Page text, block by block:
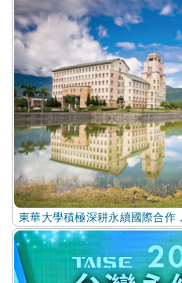
東華大學積極深耕永續國際合作